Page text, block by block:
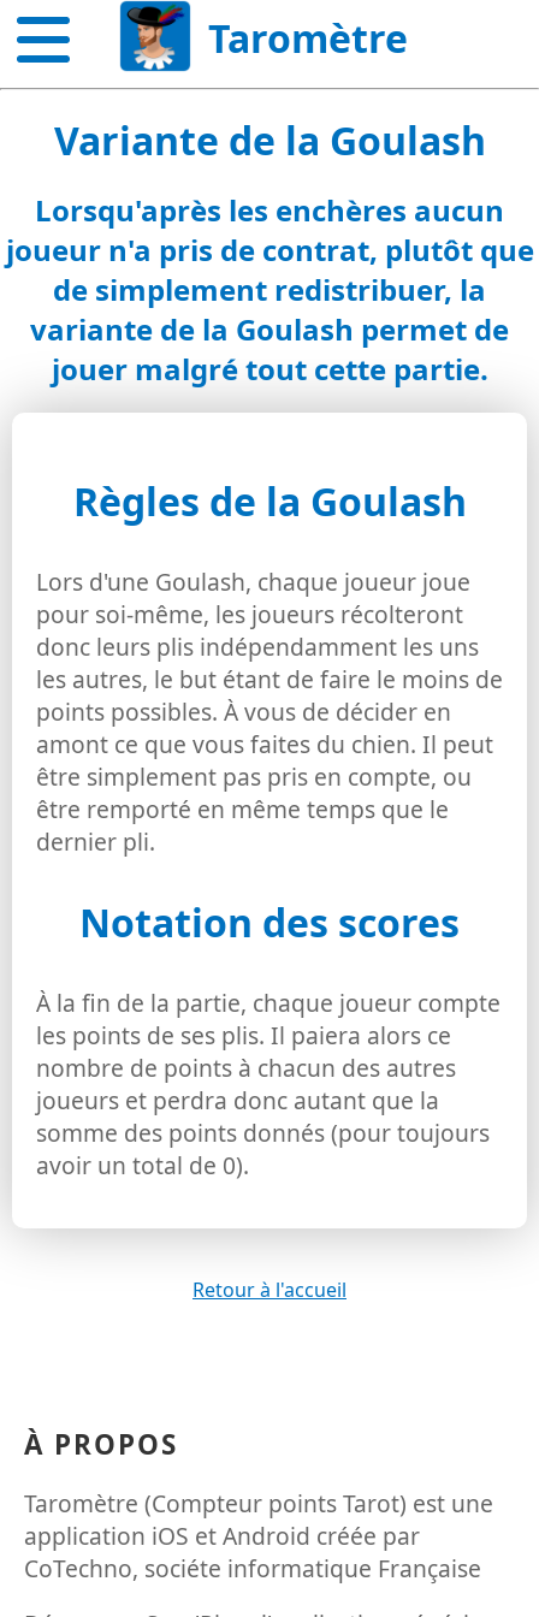
Taromètre
Variante de la Goulash
Lorsqu'après les enchères aucun
joueur n'a pris de contrat, plutôt que
de simplement redistribuer, la
variante de la Goulash permet de
jouer malgré tout cette partie.
Règles de la Goulash
Lors d'une Goulash, chaque joueur joue
pour soi-même, les joueurs récolteront
donc leurs plis indépendamment les uns
les autres, le but étant de faire le moins de
points possibles. À vous de décider en
amont ce que vous faites du chien. Il peut
être simplement pas pris en compte, ou
être remporté en même temps que le
dernier pli.
Notation des scores
À la fin de la partie, chaque joueur compte
les points de ses plis. Il paiera alors ce
nombre de points à chacun des autres
joueurs et perdra donc autant que la
somme des points donnés (pour toujours
avoir un total de 0).
Retour à l'accueil
À PROPOS
Taromètre (Compteur points Tarot) est une
application iOS et Android créée par
CoTechno, sociéte informatique Française